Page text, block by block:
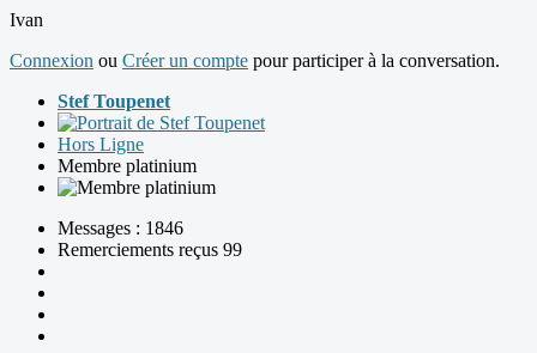
Ivan
Connexion ou Créer un compte pour participer à la conversation.
Stef Toupenet
Hors Ligne
Membre platinium
Messages : 1846
Remerciements reçus 99